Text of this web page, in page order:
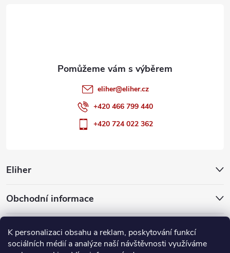
K personalizaci obsahu a reklam, poskytování funkcí
sociálních médií a analýze naší návštěvnosti využíváme
Eliher
Obchodní informace
Partnerské weby
eliher@eliher.cz
+420 466 799 440
+420 724 022 362